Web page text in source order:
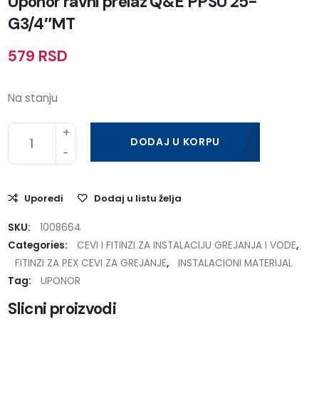
G3/4″MT
579 RSD
Na stanju
DODAJ U KORPU
Uporedi Dodaj u listu želja
SKU:
1008664
Categories:
CEVI I FITINZI ZA INSTALACIJU GREJANJA I VODE,
FITINZI ZA PEX CEVI ZA GREJANJE,
INSTALACIONI MATERIJAL
Tag:
UPONOR
Slicni proizvodi